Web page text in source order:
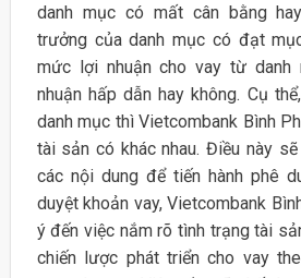
danh mục có mất cân bằng
trưởng của danh mục có đạt
mức lợi nhuận cho vay từ
nhuận hấp dẫn hay không. Cụ
danh mục thì Vietcombank Bình
tài sản có khác nhau. Điều này
các nội dung để tiến hành phê
duyệt khoản vay, Vietcombank
ý đến việc nắm rõ tình trạng tài
chiến lược phát triển cho vay